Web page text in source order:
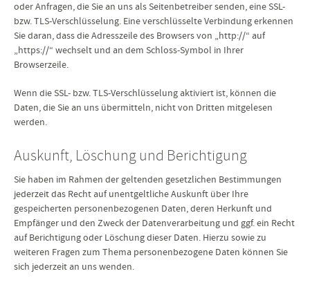
oder Anfragen, die Sie an uns als Seitenbetreiber senden, eine SSL-
bzw. TLS-Verschlüsselung. Eine verschlüsselte Verbindung erkennen
Sie daran, dass die Adresszeile des Browsers von „http://“ auf
„https://“ wechselt und an dem Schloss-Symbol in Ihrer
Browserzeile.
Wenn die SSL- bzw. TLS-Verschlüsselung aktiviert ist, können die
Daten, die Sie an uns übermitteln, nicht von Dritten mitgelesen
werden.
Auskunft, Löschung und Berichtigung
Sie haben im Rahmen der geltenden gesetzlichen Bestimmungen
jederzeit das Recht auf unentgeltliche Auskunft über Ihre
gespeicherten personenbezogenen Daten, deren Herkunft und
Empfänger und den Zweck der Datenverarbeitung und ggf. ein Recht
auf Berichtigung oder Löschung dieser Daten. Hierzu sowie zu
weiteren Fragen zum Thema personenbezogene Daten können Sie
sich jederzeit an uns wenden.